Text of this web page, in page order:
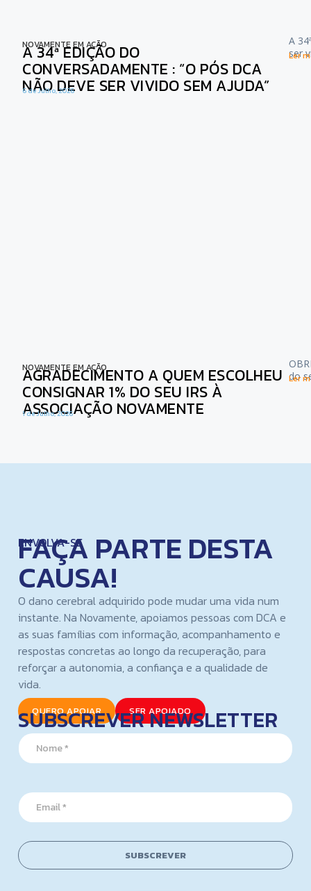
NOVAMENTE EM AÇÃO
A 34ª EDIÇÃO DO
CONVERSADAMENTE : “O PÓS DCA
NÃO DEVE SER VIVIDO SEM AJUDA”
6 de Julho, 2026
A
ser
Ler
NOVAMENTE EM AÇÃO
AGRADECIMENTO A QUEM ESCOLHEU
CONSIGNAR 1% DO SEU IRS À
ASSOCIAÇÃO NOVAMENTE
1 de Julho, 2026
do
Ler
ENVOLVA-SE
FAÇA PARTE DESTA
CAUSA!
O dano cerebral adquirido pode mudar uma vida num
instante. Na Novamente, apoiamos pessoas com DCA e
as suas famílias com informação, acompanhamento e
respostas concretas ao longo da recuperação, para
reforçar a autonomia, a confiança e a qualidade de
vida.
QUERO APOIAR SER APOIADO
SUBSCREVER NEWSLETTER
E
m
a
E
m
a
l
E
m
N
a
m
E
m
a
l
*
SUBSCREVER